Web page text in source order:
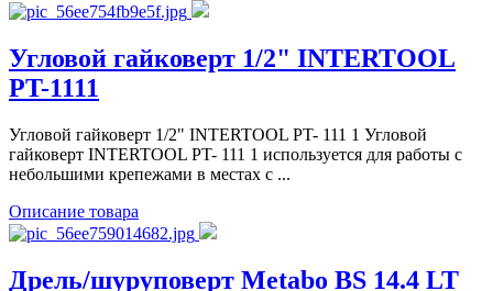
Угловой гайковерт 1/2" INTERTOOL
PT-1111
Угловой гайковерт 1/2" INTERTOOL PT- 111 1 Угловой
гайковерт INTERTOOL PT- 111 1 используется для работы с
небольшими крепежами в местах с ...
Описание товара
Дрель/шуруповерт Metabo BS 14.4 LT